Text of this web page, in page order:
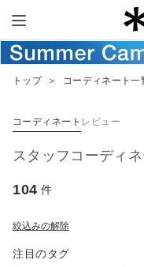
トップ ＞ コーディネート一
コーディネート レビュー
スタッフコーディネ
104 件
絞込みの解除
注目のタグ